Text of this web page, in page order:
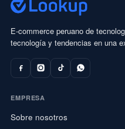
E-commerce peruano de
tecnología y tendencias en una
EMPRESA
Sobre nosotros